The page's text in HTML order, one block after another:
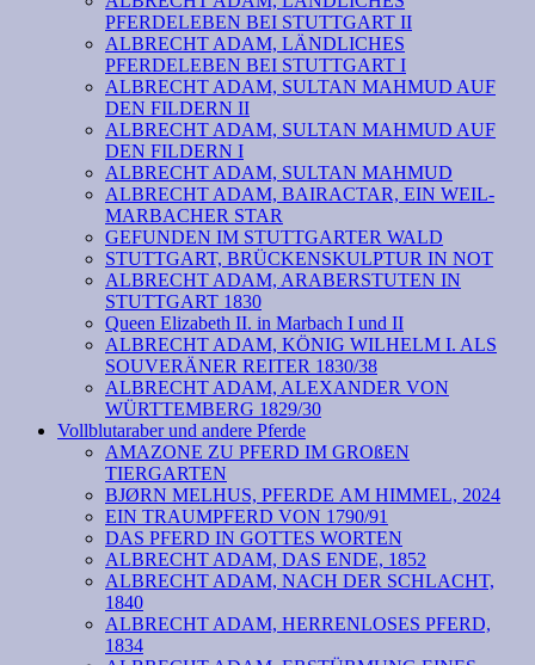
PFERDELEBEN BEI STUTTGART II
ALBRECHT ADAM, LÄNDLICHES
PFERDELEBEN BEI STUTTGART I
ALBRECHT ADAM, SULTAN MAHMUD AUF
DEN FILDERN II
ALBRECHT ADAM, SULTAN MAHMUD AUF
DEN FILDERN I
ALBRECHT ADAM, SULTAN MAHMUD
ALBRECHT ADAM, BAIRACTAR, EIN WEIL-
MARBACHER STAR
GEFUNDEN IM STUTTGARTER WALD
STUTTGART, BRÜCKENSKULPTUR IN NOT
ALBRECHT ADAM, ARABERSTUTEN IN
STUTTGART 1830
Queen Elizabeth II. in Marbach I und II
ALBRECHT ADAM, KÖNIG WILHELM I. ALS
SOUVERÄNER REITER 1830/38
ALBRECHT ADAM, ALEXANDER VON
WÜRTTEMBERG 1829/30
Vollblutaraber und andere Pferde
AMAZONE ZU PFERD IM GROßEN
TIERGARTEN
BJØRN MELHUS, PFERDE AM HIMMEL, 2024
EIN TRAUMPFERD VON 1790/91
DAS PFERD IN GOTTES WORTEN
ALBRECHT ADAM, DAS ENDE, 1852
ALBRECHT ADAM, NACH DER SCHLACHT,
1840
ALBRECHT ADAM, HERRENLOSES PFERD,
1834